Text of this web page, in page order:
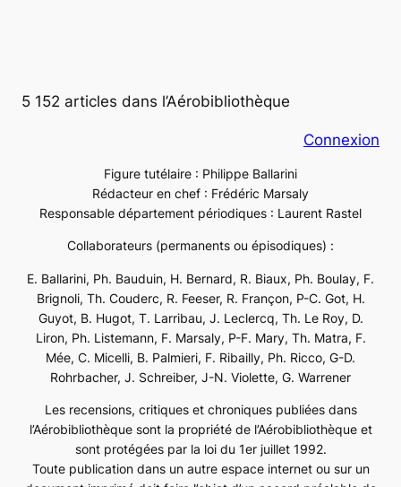
5 152 articles dans l’Aérobibliothèque
Connexion
Figure tutélaire : Philippe Ballarini
Rédacteur en chef : Frédéric Marsaly
Responsable département périodiques : Laurent Rastel
Collaborateurs (permanents ou épisodiques) :
E. Ballarini, Ph. Bauduin, H. Bernard, R. Biaux, Ph. Boulay, F.
Brignoli, Th. Couderc, R. Feeser, R. Françon, P-C. Got, H.
Guyot, B. Hugot, T. Larribau, J. Leclercq, Th. Le Roy, D.
Liron, Ph. Listemann, F. Marsaly, P-F. Mary, Th. Matra, F.
Mée, C. Micelli, B. Palmieri, F. Ribailly, Ph. Ricco, G-D.
Rohrbacher, J. Schreiber, J-N. Violette, G. Warrener
Les recensions, critiques et chroniques publiées dans
l’Aérobibliothèque sont la propriété de l’Aérobibliothèque et
sont protégées par la loi du 1er juillet 1992.
Toute publication dans un autre espace internet ou sur un